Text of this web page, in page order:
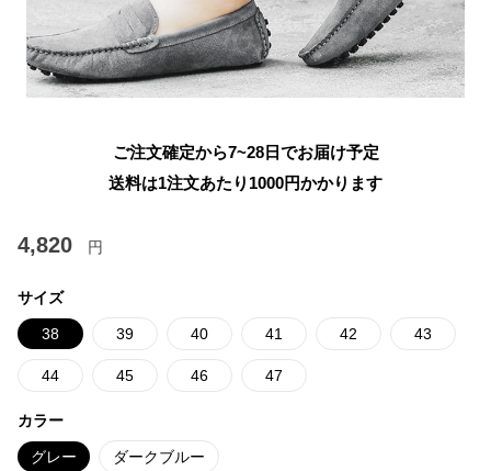
ご注文確定から7~28日でお届け予定
送料は1注文あたり 1000円かかります
4,820 円
サイズ
38 39 40 41 42 43
44 45 46 47
カラー
グレー ダークブルー